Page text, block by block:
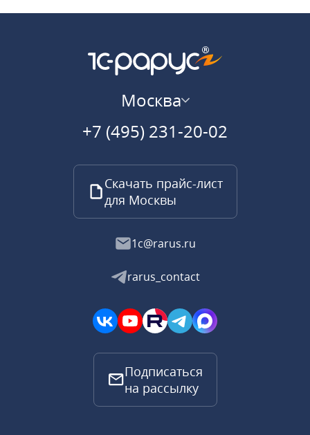
Москва
+7 (495) 231-20-02
Скачать прайс-лист
для Москвы
1c@rarus.ru
rarus_contact
Подписаться
на рассылку